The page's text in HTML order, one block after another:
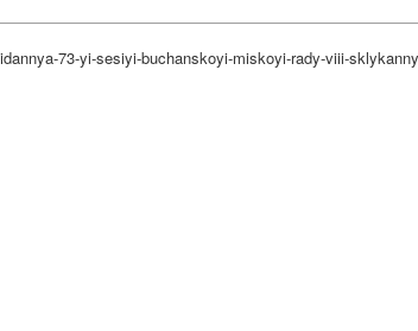
73-yi-sesiyi-buchanskoyi-miskoyi-rady-viii-